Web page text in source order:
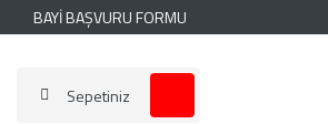
BAYİ BAŞVURU FORMU
Sepetiniz